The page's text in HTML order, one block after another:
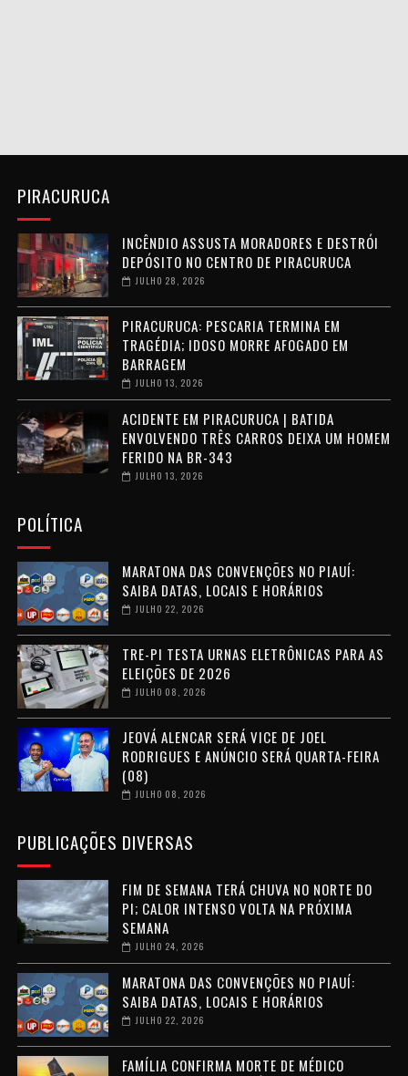
PIRACURUCA
INCÊNDIO ASSUSTA MORADORES E DESTRÓI
DEPÓSITO NO CENTRO DE PIRACURUCA
JULHO 28, 2026
PIRACURUCA: PESCARIA TERMINA EM
TRAGÉDIA; IDOSO MORRE AFOGADO EM
BARRAGEM
JULHO 13, 2026
ACIDENTE EM PIRACURUCA | BATIDA
ENVOLVENDO TRÊS CARROS DEIXA UM HOMEM
FERIDO NA BR-343
JULHO 13, 2026
POLÍTICA
MARATONA DAS CONVENÇÕES NO PIAUÍ:
SAIBA DATAS, LOCAIS E HORÁRIOS
JULHO 22, 2026
TRE-PI TESTA URNAS ELETRÔNICAS PARA AS
ELEIÇÕES DE 2026
JULHO 08, 2026
JEOVÁ ALENCAR SERÁ VICE DE JOEL
RODRIGUES E ANÚNCIO SERÁ QUARTA-FEIRA
(08)
JULHO 08, 2026
PUBLICAÇÕES DIVERSAS
FIM DE SEMANA TERÁ CHUVA NO NORTE DO
PI; CALOR INTENSO VOLTA NA PRÓXIMA
SEMANA
JULHO 24, 2026
MARATONA DAS CONVENÇÕES NO PIAUÍ:
SAIBA DATAS, LOCAIS E HORÁRIOS
JULHO 22, 2026
FAMÍLIA CONFIRMA MORTE DE MÉDICO